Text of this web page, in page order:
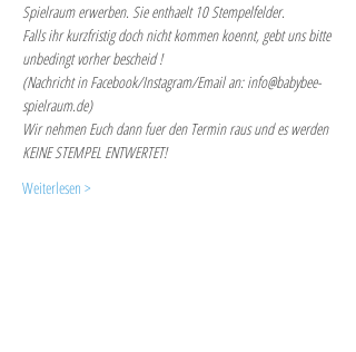
Spielraum erwerben. Sie enthaelt 10 Stempelfelder.
Falls ihr kurzfristig doch nicht kommen koennt, gebt uns bitte
unbedingt vorher bescheid !
(Nachricht in Facebook/Instagram/Email an: info@babybee-
spielraum.de)
Wir nehmen Euch dann fuer den Termin raus und es werden
KEINE STEMPEL ENTWERTET!
Weiterlesen >